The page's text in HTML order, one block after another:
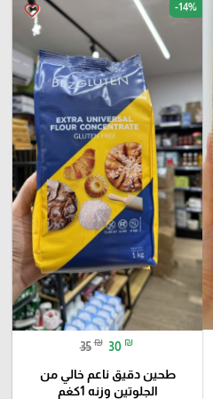
favorite_border -14%
35 ₪ 30 ₪
طحين دقيق ناعم خالي من
الجلوتين وزنه 1كغم